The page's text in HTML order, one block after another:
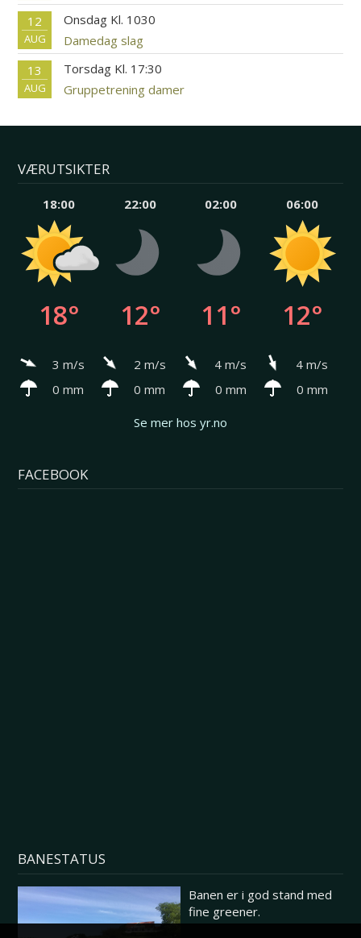
12
AUG
Onsdag Kl. 1030
Damedag slag
13
AUG
Torsdag Kl. 17:30
Gruppetrening damer
VÆRUTSIKTER
18:00
18°
3 m/s
0 mm
22:00
12°
2 m/s
0 mm
02:00
11°
4 m/s
0 mm
06:00
12°
4 m/s
0 mm
Se mer hos yr.no
FACEBOOK
BANESTATUS
Banen er i god stand med
fine greener.